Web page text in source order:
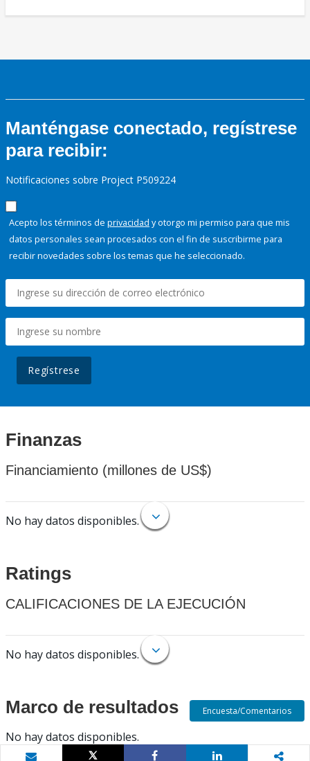
Manténgase conectado, regístrese
para recibir:
Notificaciones sobre Project P509224
Acepto los términos de privacidad y otorgo mi permiso para que mis
datos personales sean procesados con el fin de suscribirme para
recibir novedades sobre los temas que he seleccionado.
Regístrese
Finanzas
Financiamiento (millones de US$)
No hay datos disponibles.
Ratings
CALIFICACIONES DE LA EJECUCIÓN
No hay datos disponibles.
Marco de resultados
No hay datos disponibles.
Encuesta/Comentarios